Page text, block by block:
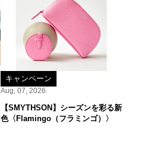
キャンペーン
Aug, 07, 2026
【SMYTHSON】シーズンを彩る新
色〈Flamingo（フラミンゴ）〉